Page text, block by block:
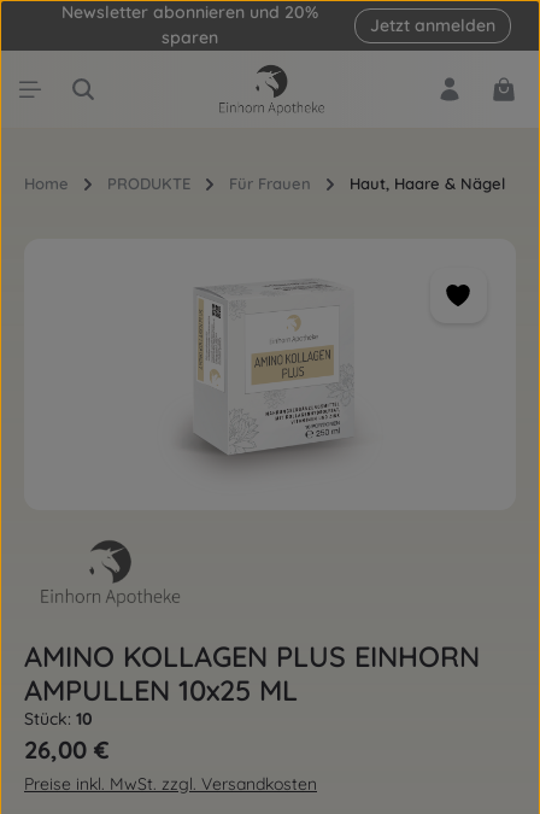
Zum Hauptinhalt springen
Newsletter abonnieren und 20%
sparen
Jetzt anmelden
Home PRODUKTE Für Frauen Haut, Haare & Nägel
AMINO KOLLAGEN PLUS EINHORN
AMPULLEN 10x25 ML
Stück: 10
Regulärer Preis:
26,00 €
Preise inkl. MwSt. zzgl. Versandkosten